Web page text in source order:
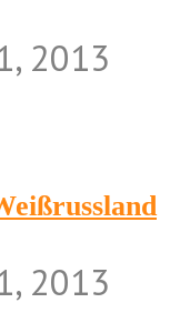
2013
2013